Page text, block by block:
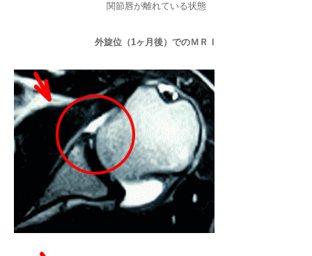
関節唇が離れている状態
外旋位（1ヶ月後）でのＭＲＩ